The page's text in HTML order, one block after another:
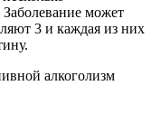
может
3 и каждая из них
алкоголизм